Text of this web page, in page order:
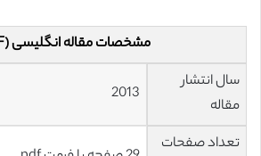
مشخصات مقاله انگلیسی (PDF)
سال انتشار
مقاله
2013
تعداد صفحات